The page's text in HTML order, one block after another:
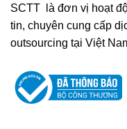
SCTT là đơn vị hoạt
tin, chuyên cung cấp
outsourcing tại Việt